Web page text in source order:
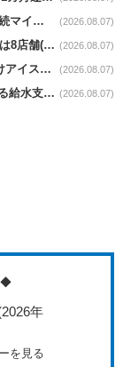
MrMax news｜7月既存店売上高1.6％減､2カ月連続マイナス (2026.08.07)
イオン九州news｜熊本地震による休業､時間変更は8店舗(8/7時点) (2026.08.07)
青山商事news｜6時間冷たさが持続｢ビジネス向けアイスベスト｣発売 (2026.08.07)
ローソンnews｜｢熊本地震｣/店舗への散水車による給水支援を開始 (2026.08.07)
◆
年
を見る